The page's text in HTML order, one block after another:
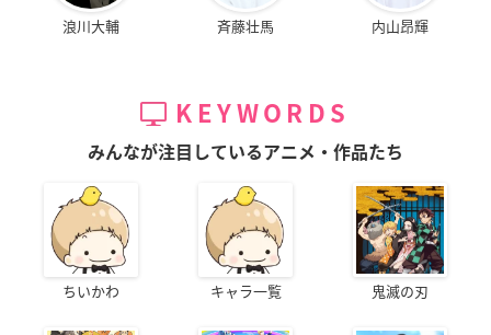
浪川大輔 斉藤壮馬 内山昂輝
KEYWORDS
みんなが注目しているアニメ・作品たち
ちいかわ キャラ一覧 鬼滅の刃